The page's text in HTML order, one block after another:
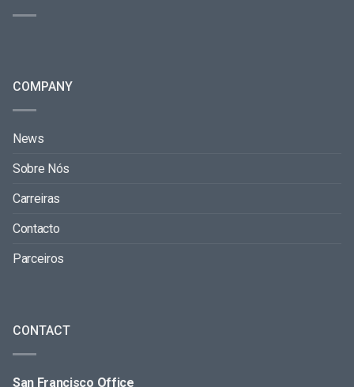
COMPANY
News
Sobre Nós
Carreiras
Contacto
Parceiros
CONTACT
San Francisco Office